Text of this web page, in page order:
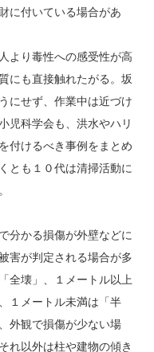
に付いている場合があ
より毒性への感受性が高
にも直接触れたがる。坂
にせず、作業中は近づけ
児科学会も、洪水やハリ
付けるべき事例をまとめ
とも１０代は清掃活動に
分かる損傷が外壁などに
害が判定される場合が多
全壊」、１メートル以上
１メートル未満は「半
外観で損傷が少ない場
れ以外は柱や建物の傾き